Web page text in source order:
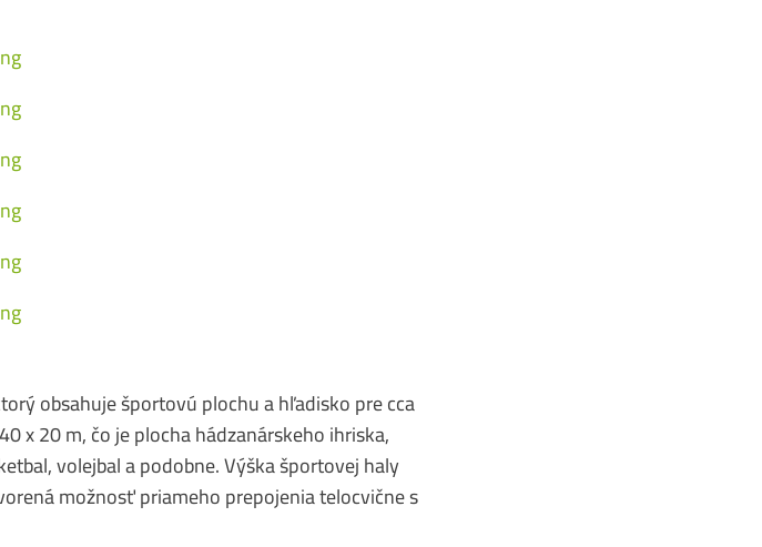
obsahuje športovú plochu a hľadisko pre cca
x 20 m, čo je plocha hádzanárskeho ihriska,
volejbal a podobne. Výška športovej haly
možnosť priameho prepojenia telocvične s